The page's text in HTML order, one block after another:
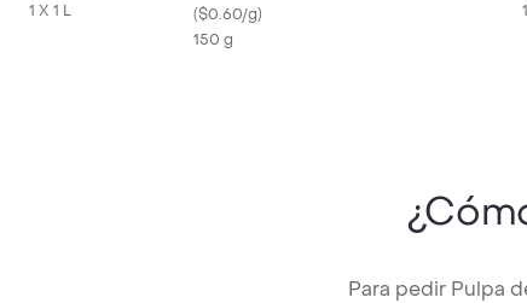
1 X 1 L
($0.60/g)
150 g
Para pedir Pulpa